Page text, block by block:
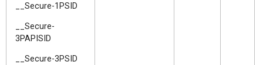
__Secure-1PSID
__Secure-
3PAPISID
__Secure-3PSID